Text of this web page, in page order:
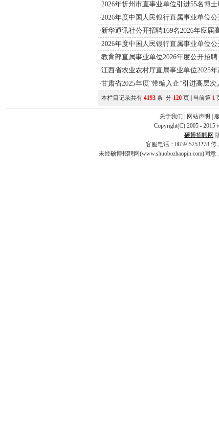
·2026年忻州市直事业单位引进55名博
·2026年度中国人民银行直属事业单位
·新华通讯社公开招聘169名2026年应届
·2026年度中国人民银行直属事业单位
·教育部直属事业单位2026年度公开招
·江西省农业农村厅直属事业单位2025
·甘肃省2025年度“带编入企”引进高层
本栏目记录共有 4193 条 分 120 页 | 当前第 1
关于我们 网站声明
Copyright(C) 2005 - 2015
硕博招聘网
客服电话：0839-5253278 传
未经硕博招聘网(www.shuobozhaopin.com)同